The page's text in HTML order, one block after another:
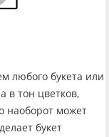
любого букета или
в тон цветков,
наоборот может
букет